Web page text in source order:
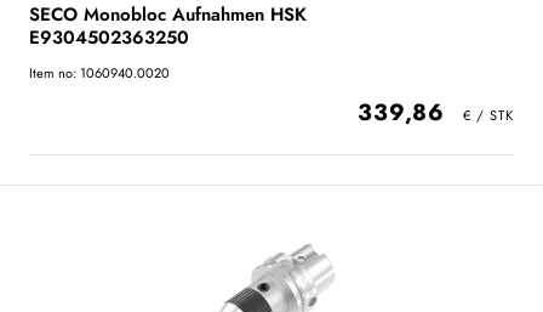
SECO Monobloc Aufnahmen HSK
E9304502363250
Item no: 1060940.0020
339,86